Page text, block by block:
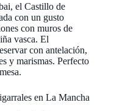
el Castillo de
con un gusto
con muros de
vasca. El
con antelación,
y marismas. Perfecto
en La Mancha